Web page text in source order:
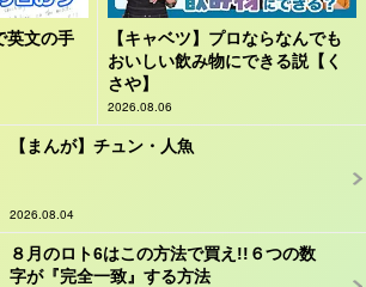
英文の手
【キャベツ】プロならなんでも
おいしい飲み物にできる説【く
さや】
2026.08.06
【まんが】チュン・人魚
2026.08.04
８月のロト6はこの方法で買え!!６つの数
字が『完全一致』する方法